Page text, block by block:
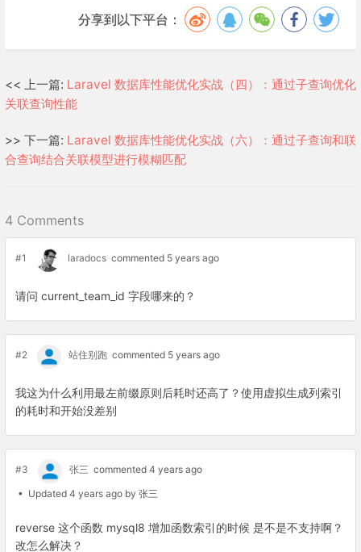
分享到以下平台：
<< 上一篇: Laravel 数据库性能优化实战（四）：通过子查询优化
关联查询性能
>> 下一篇: Laravel 数据库性能优化实战（六）：通过子查询和联
合查询结合关联模型进行模糊匹配
4 Comments
#1 laradocs commented 5 years ago
请问 current_team_id 字段哪来的？
#2 站住别跑 commented 5 years ago
我这为什么利用最左前缀原则后耗时还高了？使用虚拟生成列索引
的耗时和开始没差别
#3 张三 commented 4 years ago
• Updated 4 years ago by 张三
reverse 这个函数 mysql8 增加函数索引的时候 是不是不支持啊？
改怎么解决？